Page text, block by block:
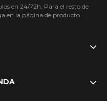
en 24/72h. Para el resto de
en la página de producto.